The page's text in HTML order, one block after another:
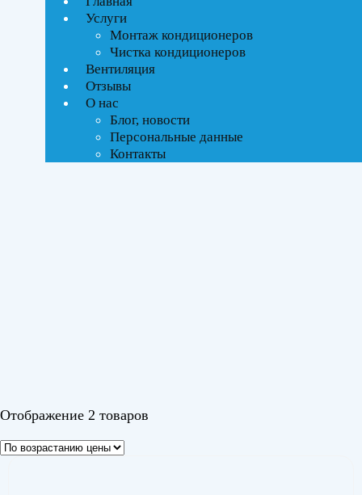
Услуги
Монтаж кондиционеров
Чистка кондиционеров
Вентиляция
Отзывы
О нас
Блог, новости
Персональные данные
Контакты
Текстовый поиск
Инверторное
Electrolux(1)
Отображение 2 товаров